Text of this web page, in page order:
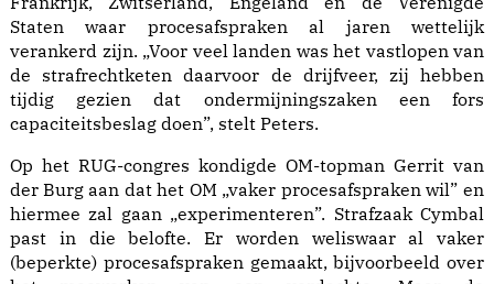
Staten waar procesafspraken al jaren wettelijk
verankerd zijn. „Voor veel landen was het vastlopen van
de strafrechtketen daarvoor de drijfveer, zij hebben
tijdig gezien dat ondermijningszaken een fors
capaciteitsbeslag doen”, stelt Peters.
Op het RUG-congres kondigde OM-topman Gerrit van
der Burg aan dat het OM „vaker procesafspraken wil” en
hiermee zal gaan „experimenteren”. Strafzaak Cymbal
past in die belofte. Er worden weliswaar al vaker
(beperkte) procesafspraken gemaakt, bijvoorbeeld over